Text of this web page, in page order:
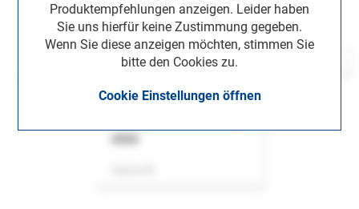
Produktempfehlungen anzeigen. Leider haben
Sie uns hierfür keine Zustimmung gegeben.
Wenn Sie diese anzeigen möchten, stimmen Sie
bitte den Cookies zu.
Cookie Einstellungen öffnen